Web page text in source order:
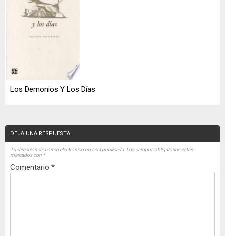
Los Demonios Y Los Días
DEJA UNA RESPUESTA
Tu dirección de correo electrónico no será publicada. Los campos obligatorios están
marcados con *
Comentario *